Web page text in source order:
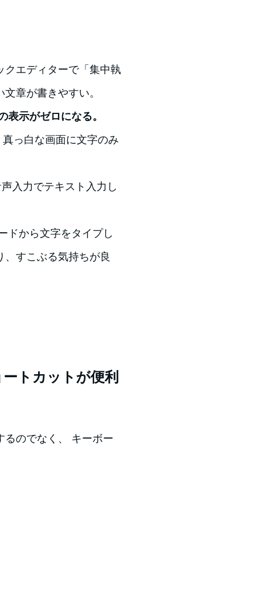
クエディターで「集中執
章が書きやすい。
表示がゼロになる。
っ白な画面に文字のみ
入力でテキスト入力し
ドから文字をタイプし
すこぶる気持ちが良
トカットが便利
るのでなく、 キーボー